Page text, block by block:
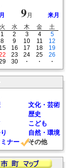
9月
来月
火 水 木 金
土
1 2 3 4
5
8 9 10 11
12
15 16 17 18
19
23 24 25
26
30 ・ ・ ・
文化・芸術
歴史
こども
自然・環境
ナー
その他